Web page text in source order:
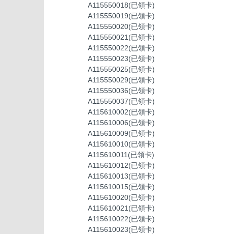
A115550018(已領卡)
A115550019(已領卡)
A115550020(已領卡)
A115550021(已領卡)
A115550022(已領卡)
A115550023(已領卡)
A115550025(已領卡)
A115550029(已領卡)
A115550036(已領卡)
A115550037(已領卡)
A115610002(已領卡)
A115610006(已領卡)
A115610009(已領卡)
A115610010(已領卡)
A115610011(已領卡)
A115610012(已領卡)
A115610013(已領卡)
A115610015(已領卡)
A115610020(已領卡)
A115610021(已領卡)
A115610022(已領卡)
A115610023(已領卡)